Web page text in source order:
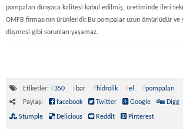
pompaları dünyaca kalitesi kabul edilmiş, üretiminde ileri
OMFB firmasının ürünleridir.Bu pompalar uzun ömürlüdür ve
düşmesi gibi sorunları yaşamaz.
Etiketler: #350 #bar # hidrolik #el #pompaları
Paylaş:
facebook Twitter Google Digg
Stumple Delicious Reddit Pinterest